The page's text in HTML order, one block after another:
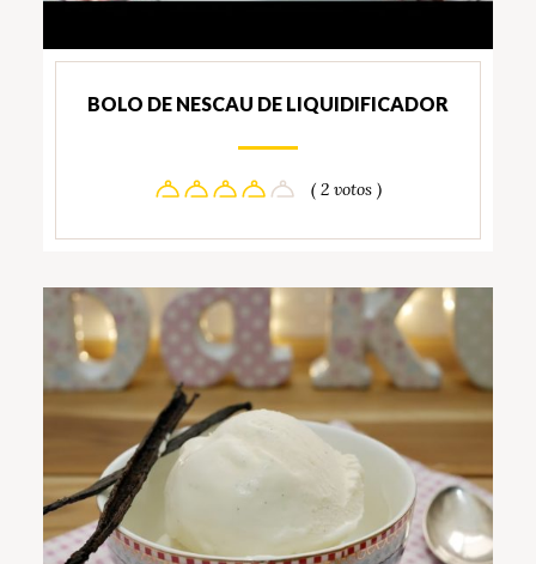
BOLO DE NESCAU DE LIQUIDIFICADOR
( 2 votos )